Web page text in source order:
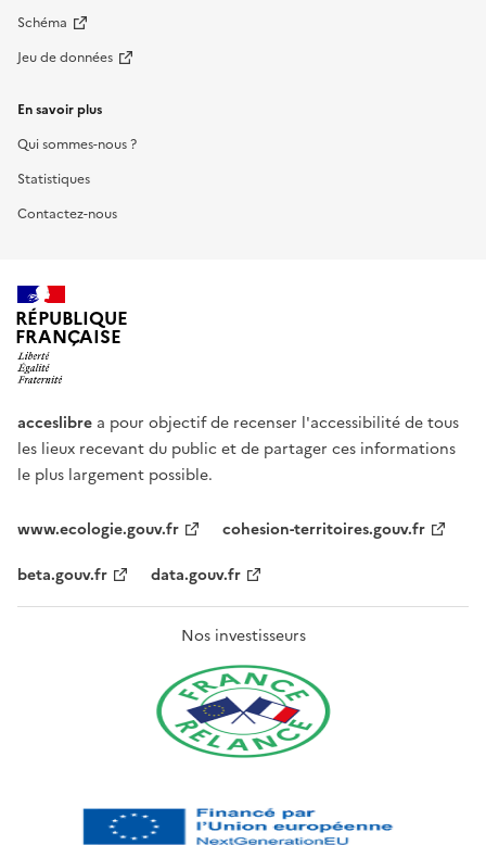
Schéma
Jeu de données
En savoir plus
Qui sommes-nous ?
Statistiques
Contactez-nous
RÉPUBLIQUE
FRANÇAISE
acceslibre a pour objectif de recenser l'accessibilité de tous
les lieux recevant du public et de partager ces informations
le plus largement possible.
www.ecologie.gouv.fr
cohesion-territoires.gouv.fr
beta.gouv.fr
data.gouv.fr
Nos investisseurs